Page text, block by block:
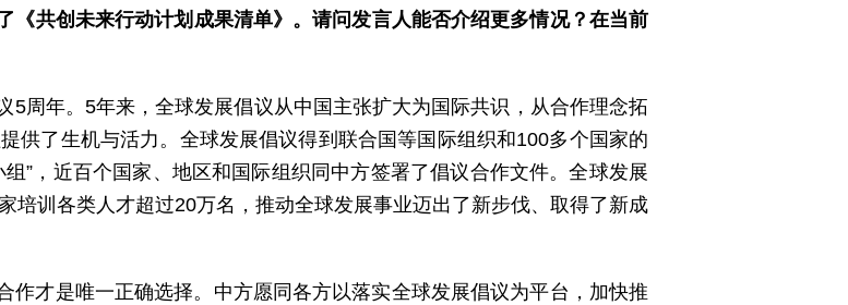
《共创未来行动计划成果清单》。请问发言人能否介绍更多情况？在当前
5周年。5年来，全球发展倡议从中国主张扩大为国际共识，从合作理念拓
供了生机与活力。全球发展倡议得到联合国等国际组织和100多个国家的
”，近百个国家、地区和国际组织同中方签署了倡议合作文件。全球发展
培训各类人才超过20万名，推动全球发展事业迈出了新步伐、取得了新成
作才是唯一正确选择。中方愿同各方以落实全球发展倡议为平台，加快推